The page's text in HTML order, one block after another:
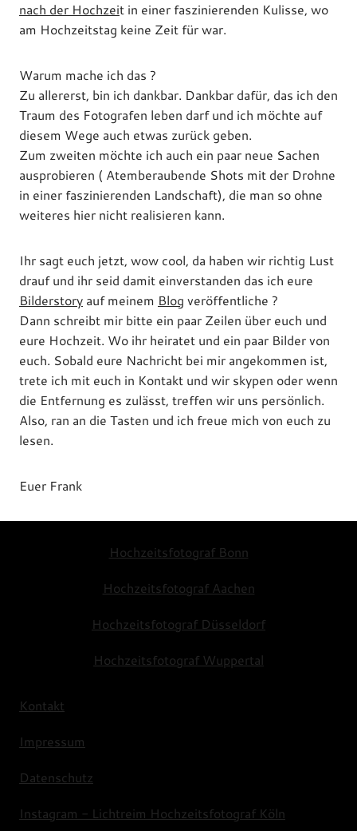
nach der Hochzeit in einer faszinierenden Kulisse, wo
am Hochzeitstag keine Zeit für war.
Warum mache ich das ?
Zu allererst, bin ich dankbar. Dankbar dafür, das ich den
Traum des Fotografen leben darf und ich möchte auf
diesem Wege auch etwas zurück geben.
Zum zweiten möchte ich auch ein paar neue Sachen
ausprobieren ( Atemberaubende Shots mit der Drohne
in einer faszinierenden Landschaft), die man so ohne
weiteres hier nicht realisieren kann.
Ihr sagt euch jetzt, wow cool, da haben wir richtig Lust
drauf und ihr seid damit einverstanden das ich eure
Bilderstory auf meinem Blog veröffentliche ?
Dann schreibt mir bitte ein paar Zeilen über euch und
eure Hochzeit. Wo ihr heiratet und ein paar Bilder von
euch. Sobald eure Nachricht bei mir angekommen ist,
trete ich mit euch in Kontakt und wir skypen oder wenn
die Entfernung es zulässt, treffen wir uns persönlich.
Also, ran an die Tasten und ich freue mich von euch zu
lesen.
Euer Frank
Hochzeitsfotograf Bonn
Hochzeitsfotograf Aachen
Hochzeitsfotograf Düsseldorf
Hochzeitsfotograf Wuppertal
Kontakt
Impressum
Datenschutz
Instagram - Lichtreim Hochzeitsfotograf Köln